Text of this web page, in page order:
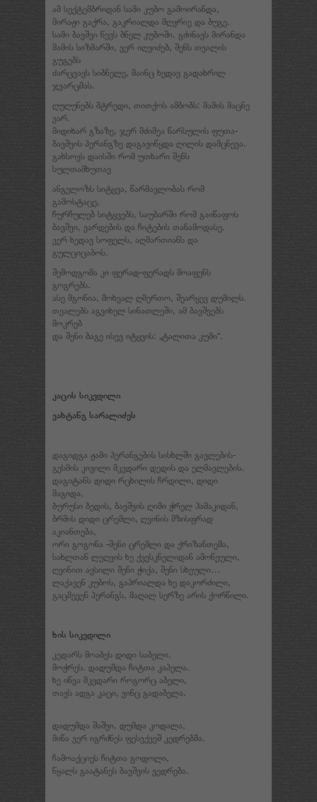
ამ სექტემბრიდან სამი კუბო გამოირანდა,
მირაჟი გაქრა, გაკრიალდა მღვრიე და ბუგე.
სამი ბავშვი წევს ბნელ კუბოში. გძინავს მირანდა
მამის სიზმარში, ვერ იღვიძებ, შენს თვალის
გუგებს
ძარცვავს სიბნელე, მაინც ხედავ გადახრილ
ჯვარცმას.
ღუღუნებს მტრედი, თითქოს ამბობს: მამის მაცნე
ვარ.
მიდიხარ გზაზე, ჯერ მძიმეა წარსულის ფუთა-
ბავშვის პერანგზე დაგავიწყდა ღილის დამცნევა.
გახსოვს დაისში რომ უთხარი შენს
სულთამხუთავ
ანგელოზს სიტყვა, წარმავლობას რომ
გამოსტაცე,
ჩურჩულებ სიტყვებს, საუბარში რომ გაიწაფოს
ბავშვი, ვარდების და ჩიტების თანამოდასე.
ვერ ხედავ სოფელს, აღმართიანს და
გულციცაბოს.
შემოდგომა კი ფერად-ფერადს მოაფენს
გოგრებს.
ასე მგონია, მოხვალ ღმერთო, შეარყევ დუმილს.
თვალებს აგვიხელ სინათლეში, ამ ბავშვებს
მოკრებ
და შენი ბაგე ისევ იტყვის: „ტალითა კუმი“.
კაცის სიკვდილი
ვახტანგ სარალიძეს
დაგიდგა ჟამი პერანგების სისხლში გავლების-
გესმის კივილი მკვდარი დედის და ელმავლების.
დაგიტანს დიდი რცხილის ჩრდილი, დიდი
მაგიდა,
ბურუსი ბედის, ბავშვის ღიმი ჭრელ ჰამაკიდან,
ბრმის დიდი ცრემლი, ღვინის მზისფრად
აკიანთება,
ორი გოგონა -შენი ცრემლი და ქრიზანთემა,
სახლთან ლეღვის ხე ქვესკნელიდან ამოწეული,
ღვინით ავსილი შენი ჭიქა, შენი სხეული…
ლაქავენ კუბოს, გაპრიალდა ხე დაკორძილი,
გაცმევენ პერანგს, მაღალ სერზე არის ქორწილი.
ხის სიკვდილი
კედარს მოაბეს დიდი საბელი.
მოჭრეს. დადუმდა ჩიტთა კაპელა.
ხე იწვა მკვდარი როგორც აბელი,
თავს ადგა კაცი, ვინც გადაბელა.
დადუმდა შაშვი, დუმდა კოდალა,
მიწა ვერ იგრძნეს ფესვქვეშ კედრებმა.
ჩამოაქციეს ჩიტთა გოდოლი,
წყალს გაატანეს ბავშვის ვედრება.